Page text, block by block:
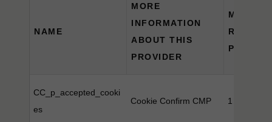
NAME
MORE
INFORMATION
ABOUT THIS
PROVIDER
PERIOD
CC_p_accepted_cooki
es
Cookie Confirm CMP 1 Month(s)